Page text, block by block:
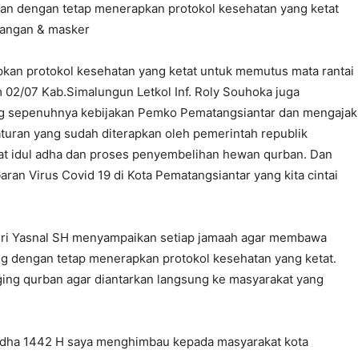
dengan tetap menerapkan protokol kesehatan yang ketat
& masker
protokol kesehatan yang ketat untuk memutus mata rantai
07 Kab.Simalungun Letkol Inf. Roly Souhoka juga
sepenuhnya kebijakan Pemko Pematangsiantar dan mengajak
yang sudah diterapkan oleh pemerintah republik
idul adha dan proses penyembelihan hewan qurban. Dan
Virus Covid 19 di Kota Pematangsiantar yang kita cintai
Yasnal SH menyampaikan setiap jamaah agar membawa
dengan tetap menerapkan protokol kesehatan yang ketat.
qurban agar diantarkan langsung ke masyarakat yang
1442 H saya menghimbau kepada masyarakat kota